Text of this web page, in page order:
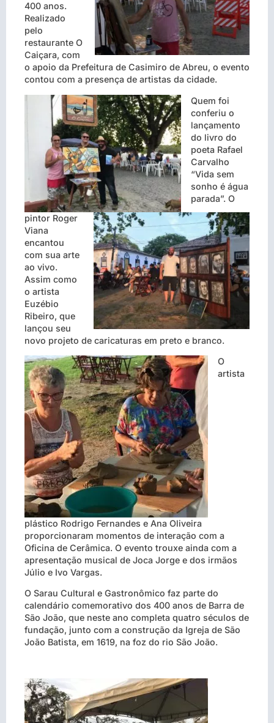
400 anos.
Realizado
pelo
restaurante O
Caiçara, com
o apoio da Prefeitura de Casimiro de Abreu, o evento
contou com a presença de artistas da cidade.
Quem foi
conferiu o
lançamento
do livro do
poeta Rafael
Carvalho
“Vida sem
sonho é água
parada”. O
pintor Roger
Viana
encantou
com sua arte
ao vivo.
Assim como
o artista
Euzébio
Ribeiro, que
lançou seu
novo projeto de caricaturas em preto e branco.
O
artista
plástico Rodrigo Fernandes e Ana Oliveira
proporcionaram momentos de interação com a
Oficina de Cerâmica. O evento trouxe ainda com a
apresentação musical de Joca Jorge e dos irmãos
Júlio e Ivo Vargas.
O Sarau Cultural e Gastronômico faz parte do
calendário comemorativo dos 400 anos de Barra de
São João, que neste ano completa quatro séculos de
fundação, junto com a construção da Igreja de São
João Batista, em 1619, na foz do rio São João.